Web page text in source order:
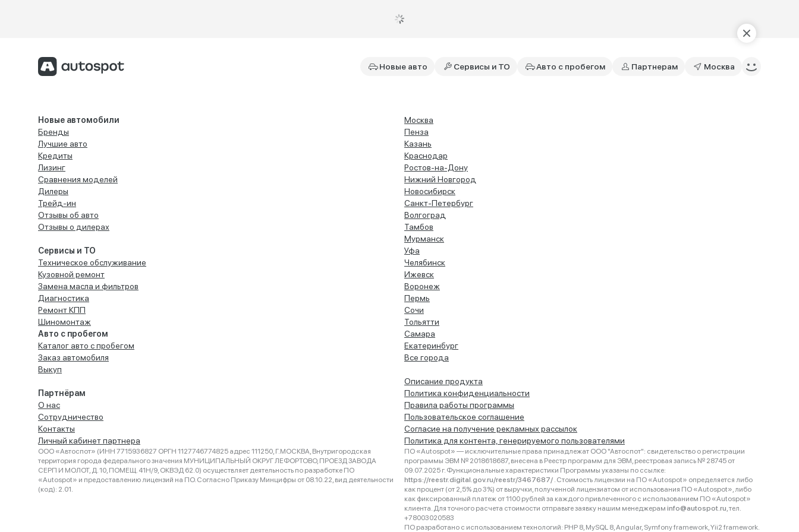
Новые авто Сервисы и ТО Авто с пробегом Партнерам Москва
Новые автомобили
Бренды
Лучшие авто
Кредиты
Лизинг
Сравнения моделей
Дилеры
Трейд-ин
Отзывы об авто
Отзывы о дилерах
Сервисы и ТО
Техническое обслуживание
Кузовной ремонт
Замена масла и фильтров
Диагностика
Ремонт КПП
Шиномонтаж
Авто с пробегом
Каталог авто с пробегом
Заказ автомобиля
Выкуп
Партнёрам
О нас
Сотрудничество
Контакты
Личный кабинет партнера
Москва
Пенза
Казань
Краснодар
Ростов-на-Дону
Нижний Новгород
Новосибирск
Санкт-Петербург
Волгоград
Тамбов
Мурманск
Уфа
Челябинск
Ижевск
Воронеж
Пермь
Сочи
Тольятти
Самара
Екатеринбург
Все города
Описание продукта
Политика конфиденциальности
Правила работы программы
Пользовательское соглашение
Согласие на получение рекламных рассылок
Политика для контента, генерируемого пользователями
ООО «Автоспот» (ИНН 7715936827 ОРГН 1127746774825 адрес 111250, Г.МОСКВА, Внутригородская
территория города федерального значения МУНИЦИПАЛЬНЫЙ ОКРУГ ЛЕФОРТОВО, ПРОЕЗД ЗАВОДА
СЕРП И МОЛОТ, Д. 10, ПОМЕЩ. 41Н/9, ОКВЭД 62.0) осуществляет деятельность по разработке ПО
«Autospot» и предоставлению лицензий на ПО. Согласно Приказу Минцифры от 08.10.22, вид деятельности
(код): 2.01.
ПО «Autospot» — исключительные права принадлежат ООО "Автоспот": свидетельство о регистрации
программы ЭВМ № 2018618687, внесена в Реестр программ для ЭВМ, реестровая запись № 28745 от
09.07.2025 г. Функциональные характеристики Программы указаны по ссылке:
https://reestr.digital.gov.ru/reestr/3467687/ . Стоимость лицензии на ПО «Autospot» определяется либо
как процент (от 2,5% до 3%) от выручки, полученной лицензиатом от использования ПО «Autospot», либо
как фиксированный платеж от 1100 рублей за каждого привлеченного с использованием ПО «Autospot»
клиента. Для точного расчета стоимости отправьте заявку нашим менеджерам info@autospot.ru, тел.
+78003020583
ПО разработано с использованием технологий: PHP 8, MySQL 8, Angular, Symfony framework, Yii2 framework.